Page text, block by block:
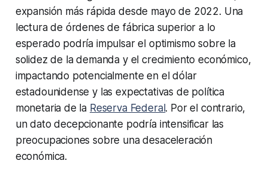
expansión más rápida desde mayo de 2022. Una
lectura de órdenes de fábrica superior a lo
esperado podría impulsar el optimismo sobre la
solidez de la demanda y el crecimiento económico,
impactando potencialmente en el dólar
estadounidense y las expectativas de política
monetaria de la Reserva Federal . Por el contrario,
un dato decepcionante podría intensificar las
preocupaciones sobre una desaceleración
económica.